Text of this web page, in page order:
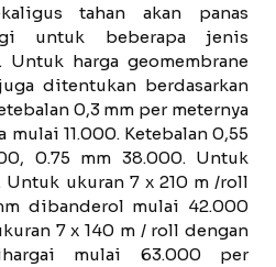
tahan akan panas
untuk beberapa jenis
Untuk harga geomembrane
ditentukan berdasarkan
0,3 mm per meternya
mulai 11.000. Ketebalan 0,55
0.75 mm 38.000. Untuk
ukuran 7 x 210 m /roll
dibanderol mulai 42.000
7 x 140 m / roll dengan
mulai 63.000 per